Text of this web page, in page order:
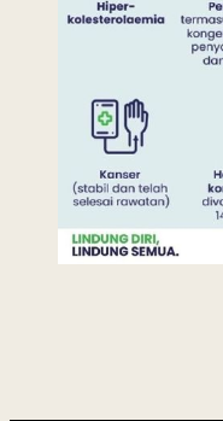
Asli (JAKOA)
Dasar Privasi|
Keselamatan|
Laman